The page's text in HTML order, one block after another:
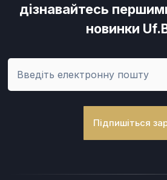
дізнавайтесь
новинки
Підпишіться